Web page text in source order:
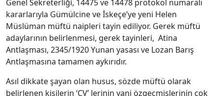
Genel Sekreterliği, 14475 ve 14478 protokol numaralı
kararlarıyla Gümülcine ve İskeçe’ye yeni Helen
Müslüman müftü naipleri tayin ediliyor. Gerek müftü
adaylarının belirlenmesi, gerek tayinleri, Atina
Antlaşması, 2345/1920 Yunan yasası ve Lozan Barış
Antlaşmasına tamamen aykırıdır.
Asıl dikkate şayan olan husus, sözde müftü olarak
belirlenen kişilerin ‘CV’ lerinin yani özgeçmişlerinin çok